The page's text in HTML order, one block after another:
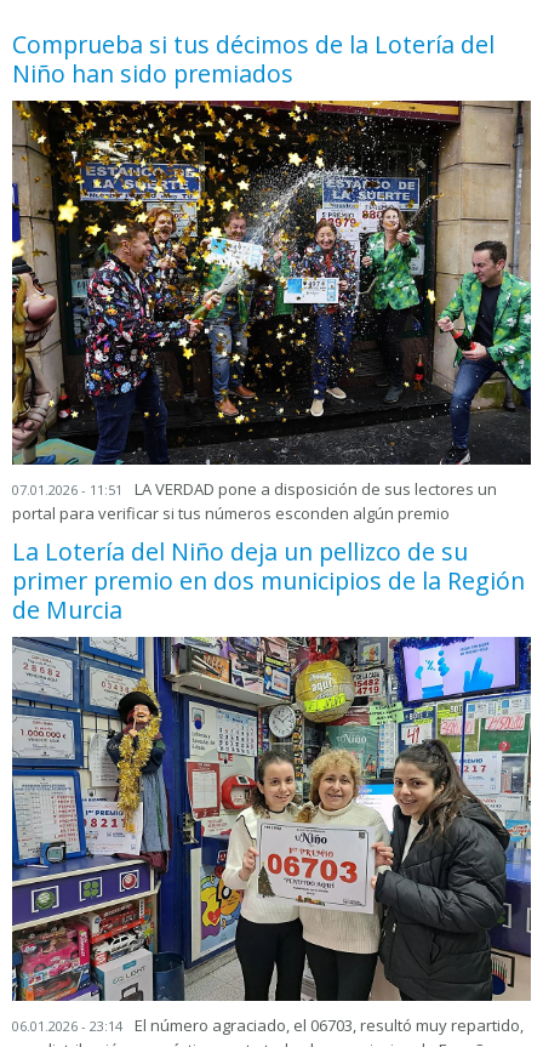
Comprueba si tus décimos de la Lotería del
Niño han sido premiados
07.01.2026 - 11:51
LA VERDAD pone a disposición de sus lectores un
portal para verificar si tus números esconden algún premio
La Lotería del Niño deja un pellizco de su
primer premio en dos municipios de la Región
de Murcia
06.01.2026 - 23:14
El número agraciado, el 06703, resultó muy repartido,